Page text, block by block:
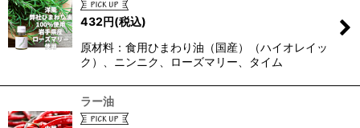
432円(税込)
原材料：食用ひまわり油（国産）（ハイオレイッ
ク）、ニンニク、ローズマリー、タイム
ラー油